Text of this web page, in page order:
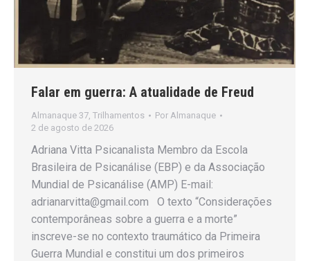
Falar em guerra: A atualidade de Freud
Almanaque 37 Trilhamentos Por Almanaque
2 de agosto de 2026
Adriana Vitta Psicanalista Membro da Escola
Brasileira de Psicanálise (EBP) e da Associação
Mundial de Psicanálise (AMP) E-mail:
adrianarvitta@gmail.com O texto “Considerações
contemporâneas sobre a guerra e a morte”
inscreve-se no contexto traumático da Primeira
Guerra Mundial e constitui um dos primeiros